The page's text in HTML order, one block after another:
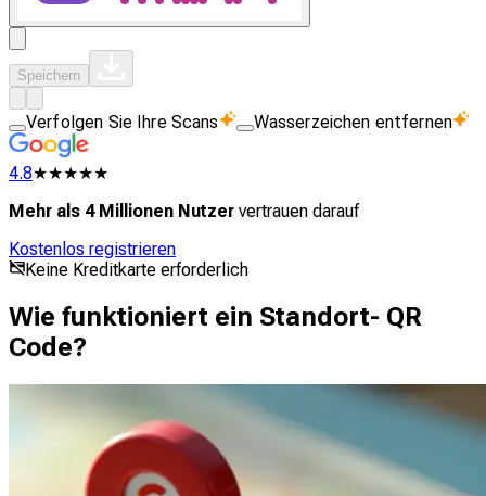
Speichern
Verfolgen Sie Ihre Scans Wasserzeichen entfernen
4.8★★★★★
Mehr als 4 Millionen Nutzer vertrauen darauf
Kostenlos registrieren
Keine Kreditkarte erforderlich
Wie funktioniert ein Standort- QR
Code?